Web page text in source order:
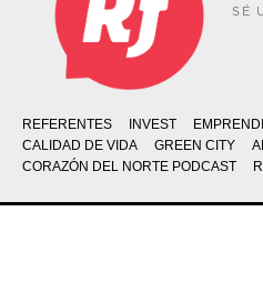
SÉ
REFERENTES INVEST
CALIDAD DE VIDA
GREEN CITY
CORAZÓN DEL NORTE PODCAST